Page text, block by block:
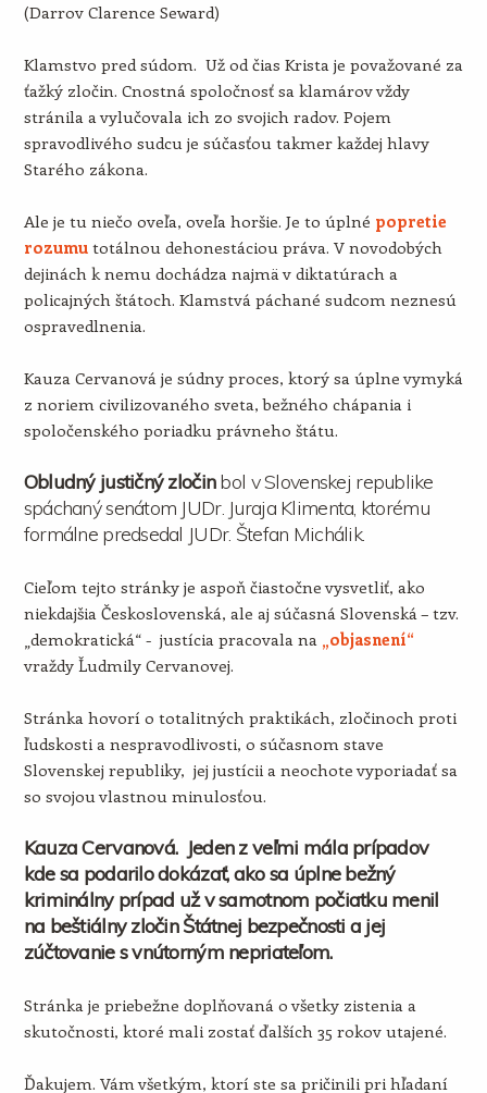
(Darrov Clarence Seward)
Klamstvo pred súdom. Už od čias Krista je považované za
ťažký zločin. Cnostná spoločnosť sa klamárov vždy
stránila a vylučovala ich zo svojich radov. Pojem
spravodlivého sudcu je súčasťou takmer každej hlavy
Starého zákona.
Ale je tu niečo oveľa, oveľa horšie. Je to úplné popretie
rozumutotálnou dehonestáciou práva. V novodobých
dejinách k nemu dochádza najmä v diktatúrach a
policajných štátoch. Klamstvá páchané sudcom neznesú
ospravedlnenia.
Kauza Cervanová je súdny proces, ktorý sa úplne vymyká
z noriem civilizovaného sveta, bežného chápania i
spoločenského poriadku právneho štátu.
Obludný justičný zločinbol v Slovenskej republike
spáchaný senátom JUDr. Juraja Klimenta, ktorému
formálne predsedal JUDr. Štefan Michálik.
Cieľom tejto stránky je aspoň čiastočne vysvetliť, ako
niekdajšia Československá, ale aj súčasná Slovenská – tzv.
„demokratická“ - justícia pracovala na „objasnení“
vraždy Ľudmily Cervanovej.
Stránka hovorí o totalitných praktikách, zločinoch proti
ľudskosti a nespravodlivosti, o súčasnom stave
Slovenskej republiky, jej justícii a neochote vyporiadať sa
so svojou vlastnou minulosťou.
Kauza Cervanová. Jeden z veľmi mála prípadov
kde sa podarilo dokázať, ako sa úplne bežný
kriminálny prípad už v samotnom počiatku menil
na beštiálny zločin Štátnej bezpečnosti a jej
zúčtovanie s vnútorným nepriateľom.
Stránka je priebežne doplňovaná o všetky zistenia a
skutočnosti, ktoré mali zostať ďalších 35 rokov utajené.
Ďakujem. Vám všetkým, ktorí ste sa pričinili pri hľadaní